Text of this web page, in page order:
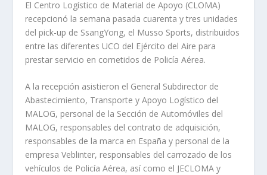
El Centro Logístico de Material de Apoyo (CLOMA)
recepcionó la semana pasada cuarenta y tres unidades
del pick-up de SsangYong, el Musso Sports, distribuidos
entre las diferentes UCO del Ejército del Aire para
prestar servicio en cometidos de Policía Aérea.
A la recepción asistieron el General Subdirector de
Abastecimiento, Transporte y Apoyo Logístico del
MALOG, personal de la Sección de Automóviles del
MALOG, responsables del contrato de adquisición,
responsables de la marca en España y personal de la
empresa Veblinter, responsables del carrozado de los
vehículos de Policía Aérea, así como el JECLOMA y